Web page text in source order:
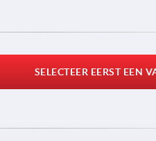
SELECTEER EERST EEN